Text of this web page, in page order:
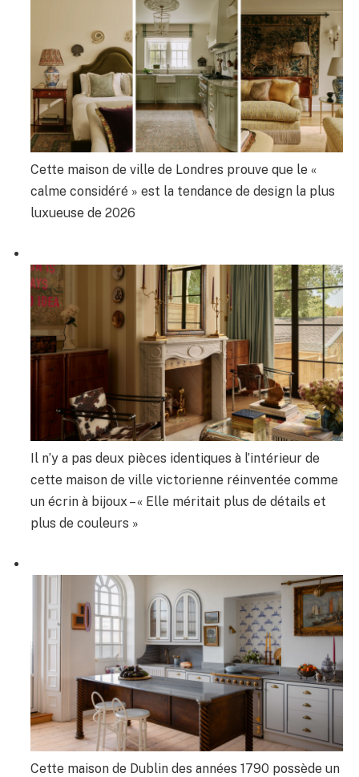
Cette maison de ville de Londres prouve que le «
calme considéré » est la tendance de design la plus
luxueuse de 2026
Il n’y a pas deux pièces identiques à l’intérieur de
cette maison de ville victorienne réinventée comme
un écrin à bijoux – « Elle méritait plus de détails et
plus de couleurs »
Cette maison de Dublin des années 1790 possède un